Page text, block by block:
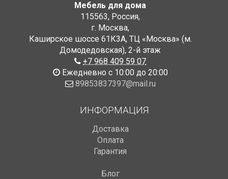
Мебель для дома
115563, Россия,
г. Москва,
Каширское шоссе 61К3А, ТЦ «Москва» (м.
Домодедовская), 2-й этаж
+7 968 409 59 07
Ежедневно с 10:00 до 20:00
89853837397@mail.ru
ИНФОРМАЦИЯ
Доставка
Оплата
Гарантия
Блог